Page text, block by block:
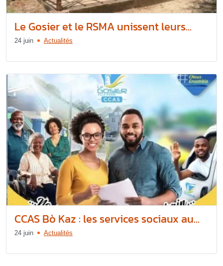
Le Gosier et le RSMA unissent leurs...
24 juin Actualités
CCAS Bò Kaz : les services sociaux au...
24 juin Actualités